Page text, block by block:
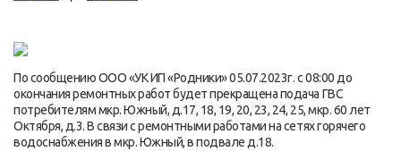
По сообщению ООО «УК ИП «Родники» 05.07.2023г. с 08:00 до
окончания ремонтных работ будет прекращена подача ГВС
потребителям мкр. Южный, д.17, 18, 19, 20, 23, 24, 25, мкр. 60 лет
Октября, д.3. В связи с ремонтными работами на сетях горячего
водоснабжения в мкр. Южный, в подвале д.18.